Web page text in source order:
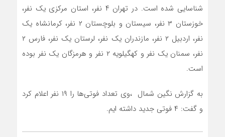
شناسایی شده است. در تهران ۴ نفر، استان مرکزی یک نفر،
خوزستان ۳ نفر، سیستان و بلوچستان ۲ نفر، کرمانشاه یک
نفر، اردبیل ۲ نفر، مازندران یک نفر، لرستان یک نفر، فارس ۲
نفر، سمنان یک نفر و کهگیلویه ۲ نفر و هرمزگان یک نفر بوده
است.
به گزارش نگین شمال ،وی تعداد فوتی‌ها را ۱۹ نفر اعلام کرد
و گفت: ۴ فوتی جدید داشته ایم.